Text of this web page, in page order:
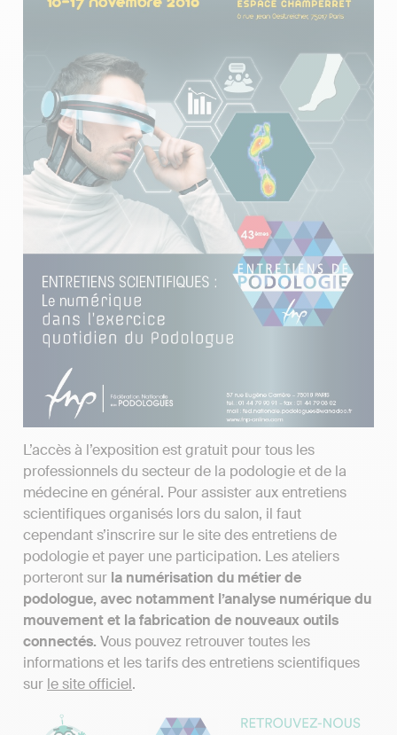
L’accès à l’exposition est gratuit pour tous les
professionnels du secteur de la podologie et de la
médecine en général. Pour assister aux entretiens
scientifiques organisés lors du salon, il faut
cependant s’inscrire sur le site des entretiens de
podologie et payer une participation. Les ateliers
porteront sur la numérisation du métier de
podologue, avec notamment l’analyse numérique du
mouvement et la fabrication de nouveaux outils
connectés. Vous pouvez retrouver toutes les
informations et les tarifs des entretiens scientifiques
sur le site officiel.